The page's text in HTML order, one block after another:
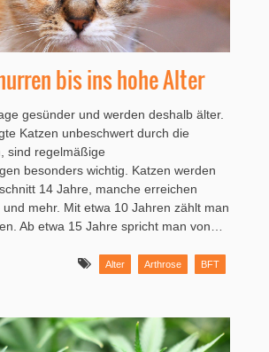
bis ins hohe Alter
gesünder und werden deshalb älter.
Katzen unbeschwert durch die
sind regelmäßige
besonders wichtig. Katzen werden
14 Jahre, manche erreichen
mehr. Mit etwa 10 Jahren zählt man
Ab etwa 15 Jahre spricht man von…
Alter Arthrose BFT